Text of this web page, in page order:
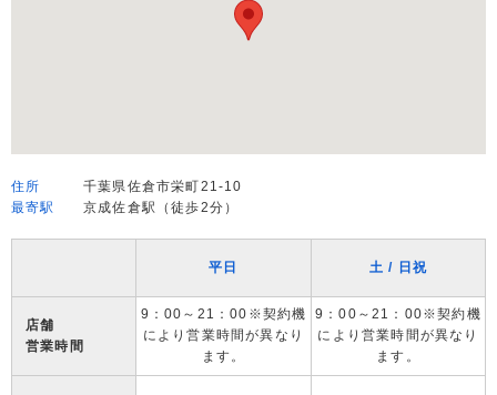
住所
千葉県佐倉市栄町21-10
最寄駅
京成佐倉駅（徒歩2分）
平日 土 / 日祝
店舗
営業時間
9：00～21：00※契約機
により営業時間が異なり
ます。
9：00～21：00※契約機
により営業時間が異なり
ます。